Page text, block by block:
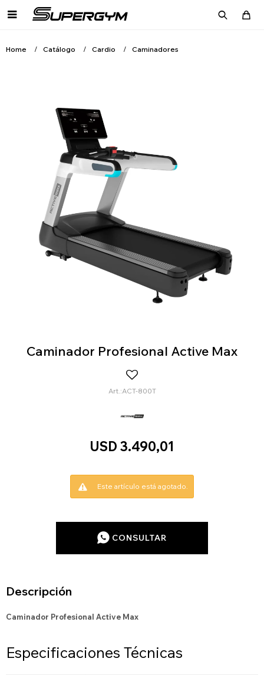

Home Catálogo Cardio Caminadores
Caminador Profesional Active Max
ACT-800T
USD 3.490,01
Este artículo está agotado.
CONSULTAR
Descripción
Caminador Profesional Active Max
Especificaciones Técnicas